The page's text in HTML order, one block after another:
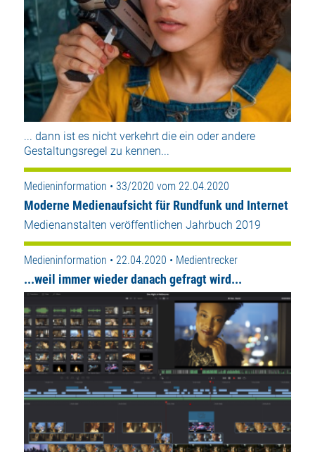
... dann ist es nicht verkehrt die ein oder andere
Gestaltungsregel zu kennen...
Medieninformation • 33/2020 vom 22.04.2020
Moderne Medienaufsicht für Rundfunk und Internet
Medienanstalten veröffentlichen Jahrbuch 2019
Medieninformation • 22.04.2020 • Medientrecker
...weil immer wieder danach gefragt wird...